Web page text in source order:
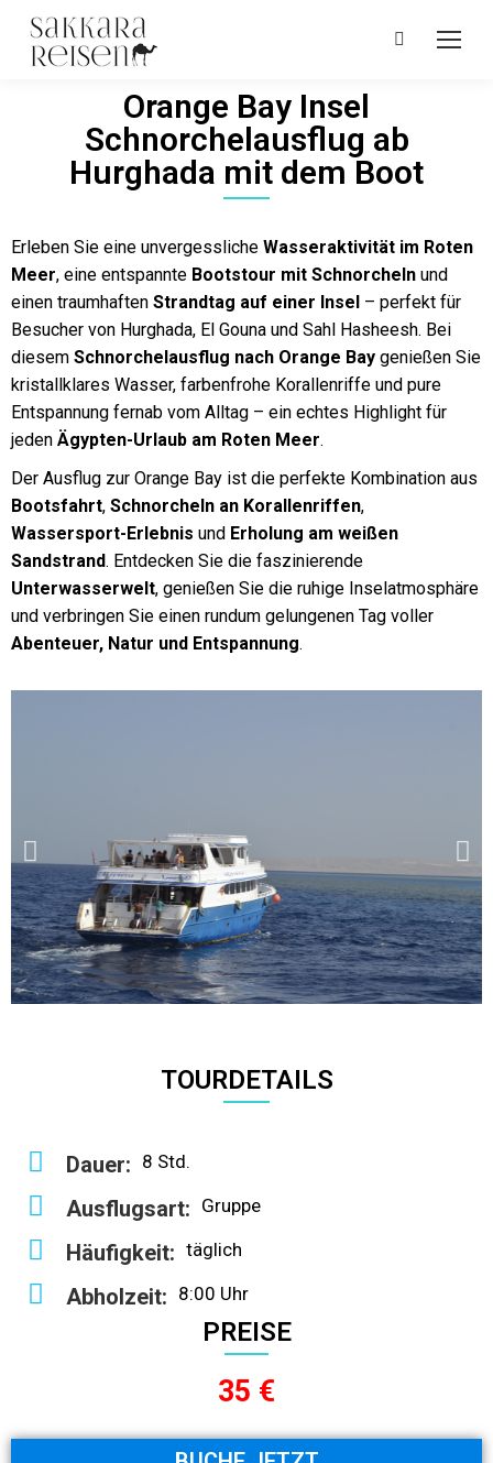
Orange Bay Insel
Schnorchelausflug ab
Hurghada mit dem Boot
Erleben Sie eine unvergessliche Wasseraktivität im Roten
Meer, eine entspannte Bootstour mit Schnorcheln und
einen traumhaften Strandtag auf einer Insel – perfekt für
Besucher von Hurghada, El Gouna und Sahl Hasheesh. Bei
diesem Schnorchelausflug nach Orange Bay genießen Sie
kristallklares Wasser, farbenfrohe Korallenriffe und pure
Entspannung fernab vom Alltag – ein echtes Highlight für
jeden Ägypten-Urlaub am Roten Meer.
Der Ausflug zur Orange Bay ist die perfekte Kombination aus
Bootsfahrt, Schnorcheln an Korallenriffen,
Wassersport-Erlebnis und Erholung am weißen
Sandstrand. Entdecken Sie die faszinierende
Unterwasserwelt, genießen Sie die ruhige Inselatmosphäre
und verbringen Sie einen rundum gelungenen Tag voller
Abenteuer, Natur und Entspannung.
TOURDETAILS
Dauer: 8 Std.
Ausflugsart: Gruppe
Häufigkeit: täglich
Abholzeit: 8:00 Uhr
PREISE
35 €